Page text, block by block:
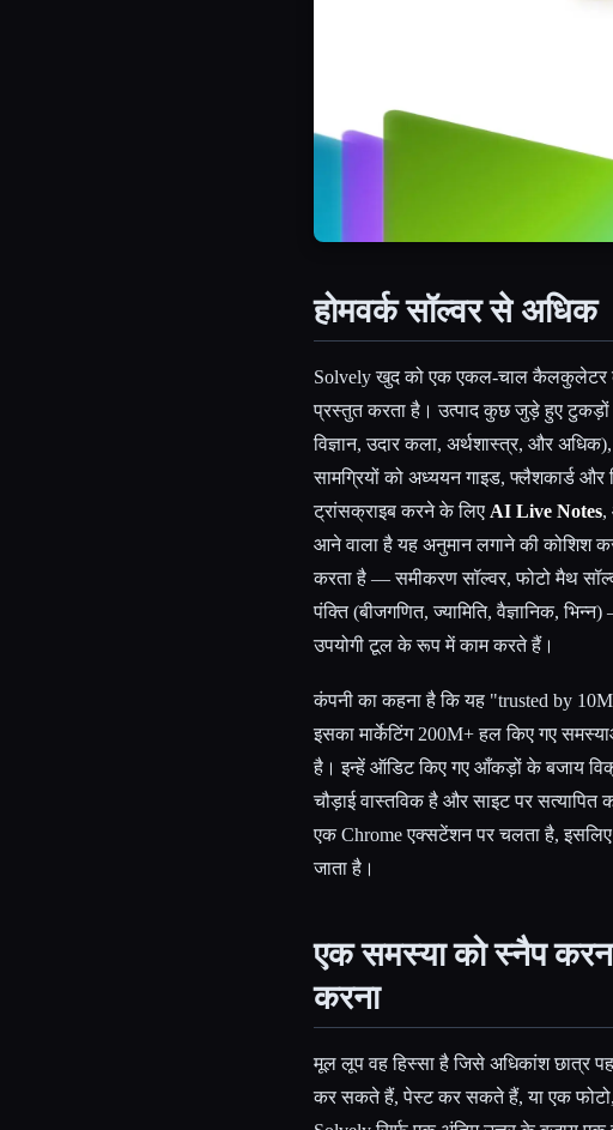
होमवर्क सॉल्वर से अधिक
Solvely खुद को एक एकल-चाल
प्रस्तुत करता है। उत्पाद कुछ जुड़े हुए टुकड़ों
विज्ञान, उदार कला, अर्थशास्त्र, और
सामग्रियों को अध्ययन गाइड, फ्लैशकार्ड और
ट्रांसक्राइब करने के लिए AI Live Notes,
आने वाला है यह अनुमान लगाने की कोशिश
करता है — समीकरण सॉल्वर, फोटो मैथ
पंक्ति (बीजगणित, ज्यामिति, वैज्ञानिक,
उपयोगी टूल के रूप में काम करते हैं।
कंपनी का कहना है कि यह "trusted by
इसका मार्केटिंग 200M+ हल किए गए
है। इन्हें ऑडिट किए गए आँकड़ों के बजाय
चौड़ाई वास्तविक है और साइट पर
एक Chrome एक्सटेंशन पर चलता है,
जाता है।
एक समस्या को स्नैप
करना
मूल लूप वह हिस्सा है जिसे अधिकांश छात्र
कर सकते हैं, पेस्ट कर सकते हैं, या एक